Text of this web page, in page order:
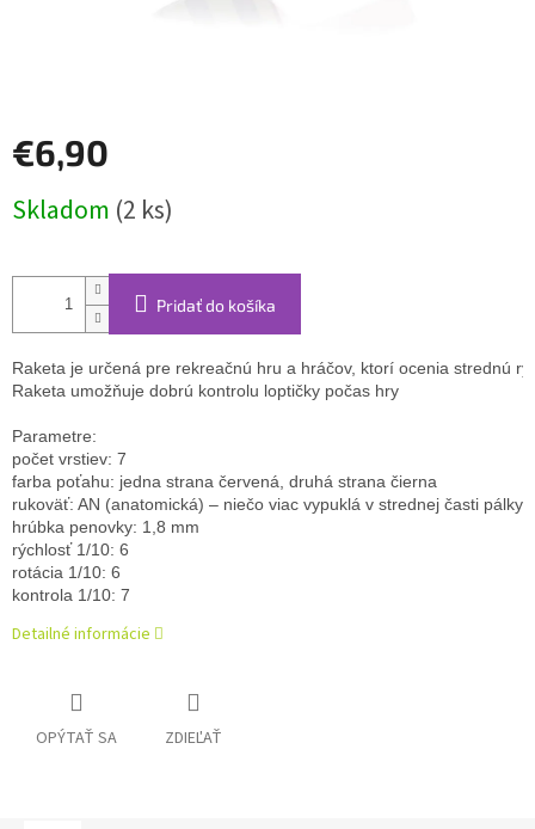
€6,90
cena:
Skladom (2 ks)
Pridať do košíka
Raketa je určená pre rekreačnú hru a hráčov, ktorí ocenia strednú
Raketa umožňuje dobrú kontrolu loptičky počas hry
Parametre:
počet vrstiev: 7
farba poťahu: jedna strana červená, druhá strana čierna
rukoväť: AN (anatomická) – niečo viac vypuklá v strednej časti
hrúbka penovky: 1,8 mm
rýchlosť 1/10: 6
rotácia 1/10: 6
kontrola 1/10: 7
Detailné informácie
OPÝTAŤ SA ZDIEĽAŤ